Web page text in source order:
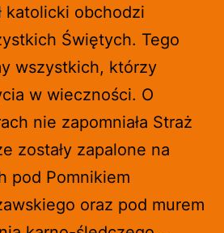
katolicki obchodzi
Świętych. Tego
wszystkich, którzy
w wieczności. O
nie zapomniała Straż
zostały zapalone na
pod Pomnikiem
oraz pod murem